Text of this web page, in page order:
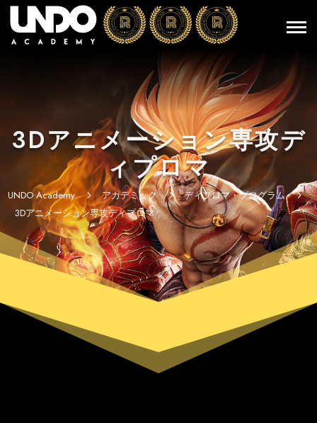
3Dアニメーション専攻デ
ィプロマ
UNDO Academy 5 アカデミック 5 ディプロマ・プログラム 5
3Dアニメーション専攻ディプロマ